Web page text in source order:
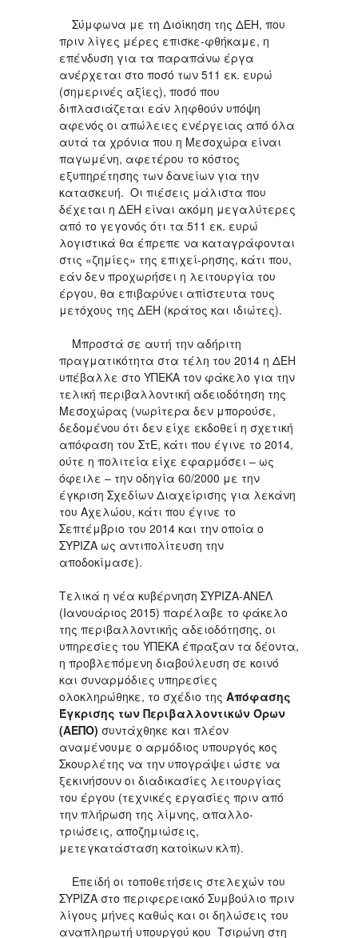
Σύμφωνα με τη Διοίκηση της ΔΕΗ, που
πριν λίγες μέρες επισκε-φθήκαμε, η
επένδυση για τα παραπάνω έργα
ανέρχεται στο ποσό των 511 εκ. ευρώ
(σημερινές αξίες), ποσό που
διπλασιάζεται εάν ληφθούν υπόψη
αφενός οι απώλειες ενέργειας από όλα
αυτά τα χρόνια που η Μεσοχώρα είναι
παγωμένη, αφετέρου το κόστος
εξυπηρέτησης των δανείων για την
κατασκευή. Οι πιέσεις μάλιστα που
δέχεται η ΔΕΗ είναι ακόμη μεγαλύτερες
από το γεγονός ότι τα 511 εκ. ευρώ
λογιστικά θα έπρεπε να καταγράφονται
στις «ζημίες» της επιχεί-ρησης, κάτι που,
εάν δεν προχωρήσει η λειτουργία του
έργου, θα επιβαρύνει απίστευτα τους
μετόχους της ΔΕΗ (κράτος και ιδιώτες).
Μπροστά σε αυτή την αδήριτη
πραγματικότητα στα τέλη του 2014 η ΔΕΗ
υπέβαλλε στο ΥΠΕΚΑ τον φάκελο για την
τελική περιβαλλοντική αδειοδότηση της
Μεσοχώρας (νωρίτερα δεν μπορούσε,
δεδομένου ότι δεν είχε εκδοθεί η σχετική
απόφαση του ΣτΕ, κάτι που έγινε το 2014,
ούτε η πολιτεία είχε εφαρμόσει – ως
όφειλε – την οδηγία 60/2000 με την
έγκριση Σχεδίων Διαχείρισης για λεκάνη
του Αχελώου, κάτι που έγινε το
Σεπτέμβριο του 2014 και την οποία ο
ΣΥΡΙΖΑ ως αντιπολίτευση την
αποδοκίμασε).
Τελικά η νέα κυβέρνηση ΣΥΡΙΖΑ-ΑΝΕΛ
(Ιανουάριος 2015) παρέλαβε το φάκελο
της περιβαλλοντικής αδειοδότησης, οι
υπηρεσίες του ΥΠΕΚΑ έπραξαν τα δέοντα,
η προβλεπόμενη διαβούλευση σε κοινό
και συναρμόδιες υπηρεσίες
ολοκληρώθηκε, το σχέδιο της Απόφασης
Έγκρισης των Περιβαλλοντικών Όρων
(ΑΕΠΟ) συντάχθηκε και πλέον
αναμένουμε ο αρμόδιος υπουργός κος
Σκουρλέτης να την υπογράψει ώστε να
ξεκινήσουν οι διαδικασίες λειτουργίας
του έργου (τεχνικές εργασίες πριν από
την πλήρωση της λίμνης, απαλλο-
τριώσεις, αποζημιώσεις,
μετεγκατάσταση κατοίκων κλπ).
Επειδή οι τοποθετήσεις στελεχών του
ΣΥΡΙΖΑ στο περιφερειακό Συμβούλιο πριν
λίγους μήνες καθώς και οι δηλώσεις του
αναπληρωτή υπουργού κου Τσιρώνη στη